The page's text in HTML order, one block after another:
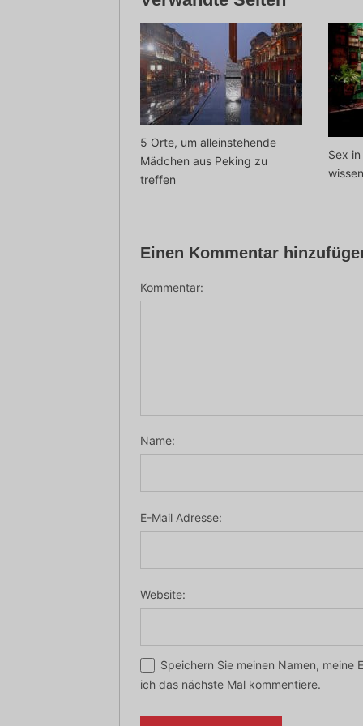
5 Orte, um alleinstehende
Mädchen aus Peking zu
treffen
Sex
Einen Kommentar
Kommentar:
Name:
E-Mail Adresse:
Website:
Speichern Sie meinen Namen, meine
ich das nächste Mal kommentiere.